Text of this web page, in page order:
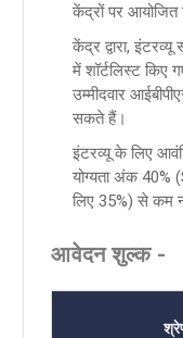
केंद्रों पर आयोजित
केंद्र द्वारा,
में शॉर्टलिस्ट किए
उम्मीदवार
सकते हैं।
इंटरव्यू के लिए
योग्यता अंक 40%
लिए 35%) से कम
आवेदन शुल्क -